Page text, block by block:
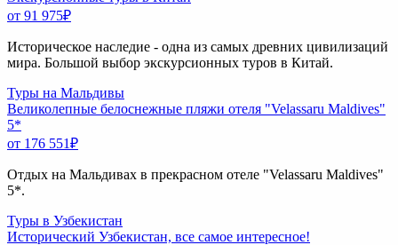
от 91 975₽
Историческое наследие - одна из самых древних цивилизаций
мира. Большой выбор экскурсионных туров в Китай.
Туры на Мальдивы
Великолепные белоснежные пляжи отеля "Velassaru Maldives"
5*
от 176 551₽
Отдых на Мальдивах в прекрасном отеле "Velassaru Maldives"
5*.
Туры в Узбекистан
Исторический Узбекистан, все самое интересное!